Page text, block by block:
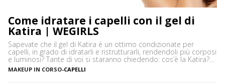
Come idratare i capelli con il gel di
Katira | WEGIRLS
Sapevate che il gel di Katira è un ottimo condizionate per
capelli, in grado di idratarli e ristrutturarli, rendendoli più corposi
e luminosi? Tante di voi si staranno chiedendo: cos’è la Katira?
La Katira o Gomma Adragante è una resina gelificante naturale
ottenuta dalla linfa essiccata di Astragalus gummifer, un piccolo
MAKEUP IN CORSO-CAPELLI